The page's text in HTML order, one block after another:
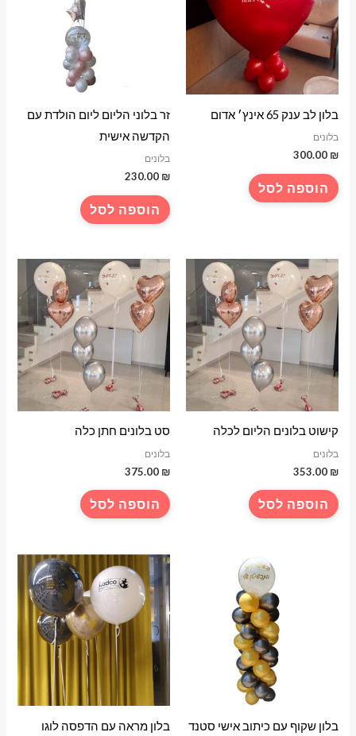
בלון לב ענק 65 אינץ׳ אדום
בלונים
300.00 ₪
הוספה לסל
זר בלוני הליום ליום הולדת עם
הקדשה אישית
בלונים
230.00 ₪
הוספה לסל
קישוט בלונים הליום לכלה
בלונים
353.00 ₪
הוספה לסל
סט בלונים חתן כלה
בלונים
375.00 ₪
הוספה לסל
בלון שקוף עם כיתוב אישי סטנד בלון מראה עם הדפסה לוגו